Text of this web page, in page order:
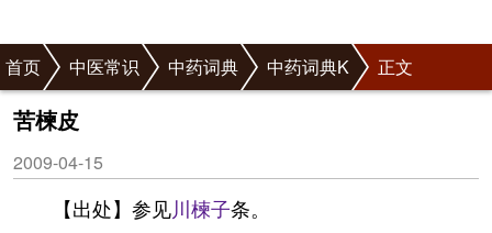
首页 中医常识 中药词典 中药词典K 正文
苦楝皮
2009-04-15
【出处】参见川楝子条。